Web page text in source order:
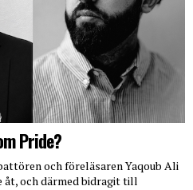
Pride?
och föreläsaren Yaqoub Ali
och därmed bidragit till